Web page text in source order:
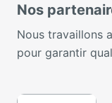
Nos
Nous travaillons
pour garantir